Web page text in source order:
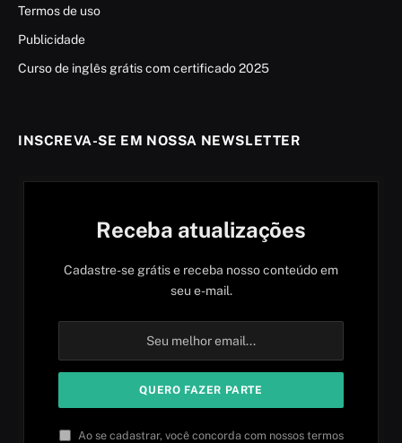
Termos de uso
Publicidade
Curso de inglês grátis com certificado 2025
INSCREVA-SE EM NOSSA NEWSLETTER
Receba atualizações
Cadastre-se grátis e receba nosso conteúdo em
seu e-mail.
Ao se cadastrar, você concorda com nossos termos